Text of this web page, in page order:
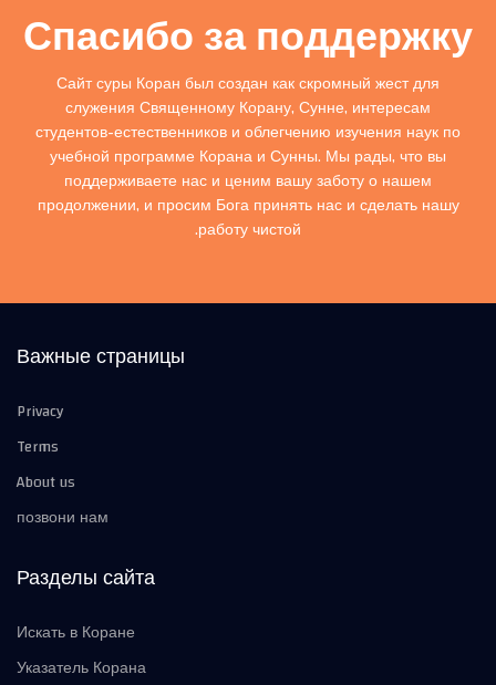
Спасибо за поддержку
Сайт суры Коран был создан как скромный жест для
служения Священному Корану, Сунне, интересам
студентов-естественников и облегчению изучения наук по
учебной программе Корана и Сунны. Мы рады, что вы
поддерживаете нас и ценим вашу заботу о нашем
продолжении, и просим Бога принять нас и сделать нашу
работу чистой.
Важные страницы
Privacy
Terms
About us
позвони нам
Разделы сайта
Искать в Коране
Указатель Корана